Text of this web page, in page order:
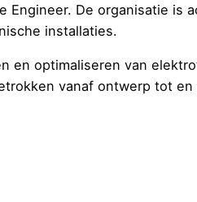
Engineer. De organisatie is
installaties.
en optimaliseren van
vanaf ontwerp tot en